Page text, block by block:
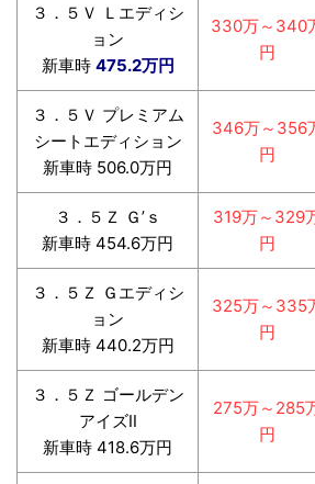
３．５Ｖ Ｌエディシ
ョン
新車時 475.2万円
330万～340
円
３．５Ｖ プレミアム
シートエディション
新車時 506.0万円
346万～356
円
３．５Ｚ Ｇ’ｓ
新車時 454.6万円
319万～329
円
３．５Ｚ Ｇエディシ
ョン
新車時 440.2万円
325万～335
円
３．５Ｚ ゴールデン
アイズⅡ
新車時 418.6万円
275万～285
円